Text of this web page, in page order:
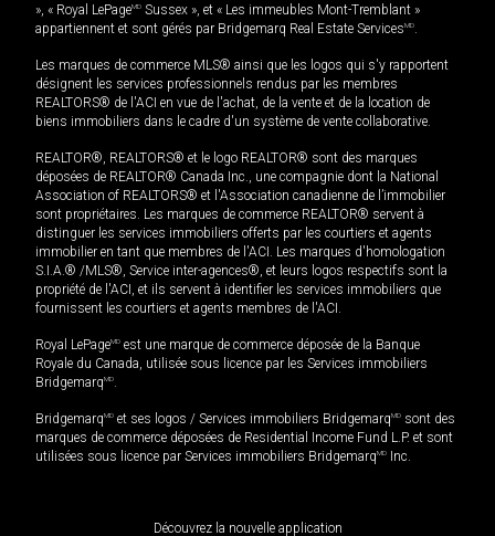
», « Royal LePageMD Sussex », et « Les immeubles Mont-Tremblant »
appartiennent et sont gérés par Bridgemarq Real Estate ServicesMD
Les marques de commerce MLS® ainsi que les logos qui s'y rapportent
désignent les services professionnels rendus par les membres
REALTORS® de l'ACI en vue de l'achat, de la vente et de la location de
biens immobiliers dans le cadre d'un système de vente collaborative.
REALTOR®, REALTORS® et le logo REALTOR® sont des marques
déposées de REALTOR® Canada Inc., une compagnie dont la National
Association of REALTORS® et l'Association canadienne de l’immobilier
sont propriétaires. Les marques de commerce REALTOR® servent à
distinguer les services immobiliers offerts par les courtiers et agents
immobilier en tant que membres de l'ACI. Les marques d'homologation
S.I.A.® /MLS®, Service inter-agences®, et leurs logos respectifs sont la
propriété de l'ACI, et ils servent à identifier les services immobiliers que
fournissent les courtiers et agents membres de l'ACI.
Royal LePageMD est une marque de commerce déposée de la Banque
Royale du Canada, utilisée sous licence par les Services immobiliers
BridgemarqMD
BridgemarqMD et ses logos / Services immobiliers BridgemarqMD sont des
marques de commerce déposées de Residential Income Fund L.P. et sont
utilisées sous licence par Services immobiliers BridgemarqMD Inc.
Découvrez la nouvelle application